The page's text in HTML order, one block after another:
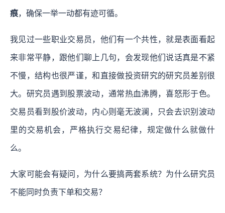
痕，确保一举一动都有迹可循。
我见过一些职业交易员，他们有一个共性，就是表面看起
来非常平静，跟他们聊上几句，会发现他们说话真是不紧
不慢，结构也很严谨，和直接做投资研究的研究员差别很
大。研究员遇到股票波动，通常热血沸腾，喜怒形于色。
交易员看到股价波动，内心则毫无波澜，只会去识别波动
里的交易机会，严格执行交易纪律，规定做什么就做什
么。
大家可能会有疑问，为什么要搞两套系统？为什么研究员
不能同时负责下单和交易？